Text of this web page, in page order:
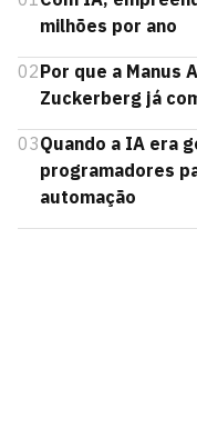
milhões por ano
02Por que a Manus
Zuckerberg já
03Quando a IA era
programadores
automação